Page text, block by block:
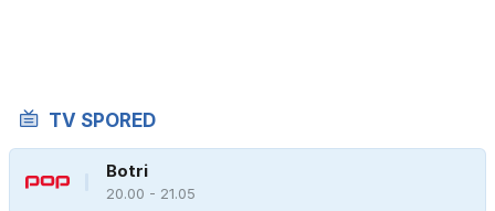
TV SPORED
Botri
20.00 - 21.05